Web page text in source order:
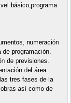
básico,programa
numeración
programación.
de previsiones.
del área.
tres fases de la
así como de